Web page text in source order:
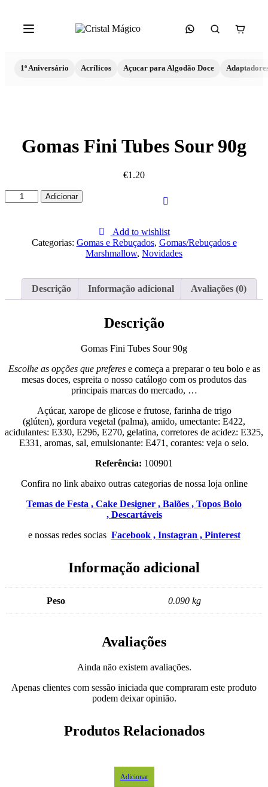
1º Aniversário Acrílicos Açucar para Algodão Doce
Gomas Fini Tubes Sour 90g
€1.20
Quantidade
de
Adicionar
Add to wishlist
Categorias: Gomas e Rebuçados, Gomas/Rebuçados e
Marshmallow, Novidades
Descrição Informação adicional Avaliações (0)
Descrição
Gomas Fini Tubes Sour 90g
Escolhe as opções que preferese começa a preparar o teu bolo e as
mesas doces, espreita o nosso catálogo com os produtos das
principais marcas do mercado, …
Açúcar, xarope de glicose e frutose, farinha de trigo
(glúten), gordura vegetal (palma), amido, umectante: E422,
acidulantes: E330, E296, E270, gelatina, corretores de acidez: E325,
E331, aromas, sal, emulsionante: E471, corantes: veja o selo.
Referência: 100901
Confira no link abaixo outras categorias de nossa loja online
Temas de Festa , Cake Designer , Balões , Topos Bolo
, Descartáveis
e nossas redes socias Facebook , Instagran , Pinterest
Informação adicional
Peso 0.090 kg
Avaliações
Ainda não existem avaliações.
Apenas clientes com sessão iniciada que compraram este produto
podem deixar opinião.
Produtos Relacionados
Adicionar